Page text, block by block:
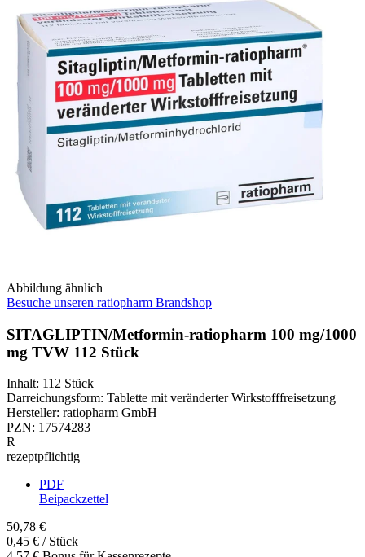
Abbildung ähnlich
Besuche unseren ratiopharm Brandshop
SITAGLIPTIN/Metformin-ratiopharm 100 mg/1000
mg TVW 112 Stück
Inhalt: 112 Stück
Darreichungsform: Tablette mit veränderter Wirkstofffreisetzung
Hersteller: ratiopharm GmbH
PZN: 17574283
R
rezeptpflichtig
PDF
Beipackzettel
50,78 €
0,45 € / Stück